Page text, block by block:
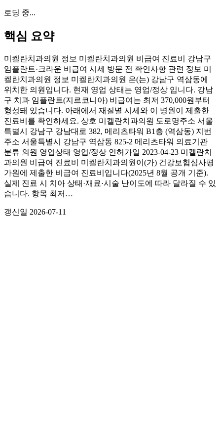
로딩 중...
핵심 요약
미켈란치과의원 정보 미켈란치과의원 비급여 진료비 강남구
임플란트·크라운 비급여 시세 방문 전 확인사항 관련 정보 미
켈란치과의원 정보 미켈란치과의원 은(는) 강남구 역삼동에
위치한 의원입니다. 현재 영업 상태는 영업/정상 입니다. 강남
구 치과 임플란트(지르코니아) 비급여는 최저 370,000원부터
형성돼 있습니다. 아래에서 재질별 시세와 이 병원이 제출한
진료비를 확인하세요. 상호 미켈란치과의원 도로명주소 서울
특별시 강남구 강남대로 382, 메리츠타워 B1층 (역삼동) 지번
주소 서울특별시 강남구 역삼동 825-2 메리츠타워 의료기관
분류 의원 영업상태 영업/정상 인허가일 2023-04-23 미켈란치
과의원 비급여 진료비 미켈란치과의원이(가) 건강보험심사평
가원에 제출한 비급여 진료비입니다(2025년 8월 공개 기준).
실제 진료 시 치아 상태·재료·시술 난이도에 따라 달라질 수 있
습니다. 항목 최저…
갱신일 2026-07-11